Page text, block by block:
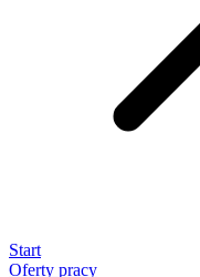
Start
Oferty pracy